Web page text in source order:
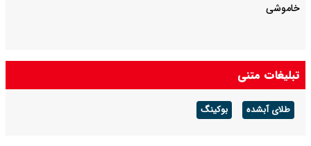
خاموشی
تبلیغات متنی
طلای آبشده بوکینگ